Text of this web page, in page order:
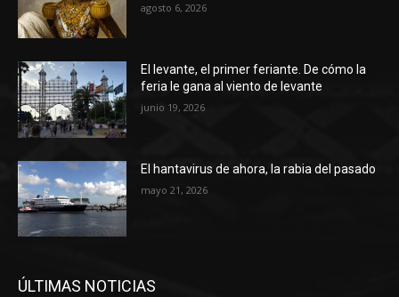
agosto 6, 2026
El levante, el primer feriante. De cómo la
feria le gana al viento de levante
junio 19, 2026
El hantavirus de ahora, la rabia del pasado
mayo 21, 2026
ÚLTIMAS NOTICIAS